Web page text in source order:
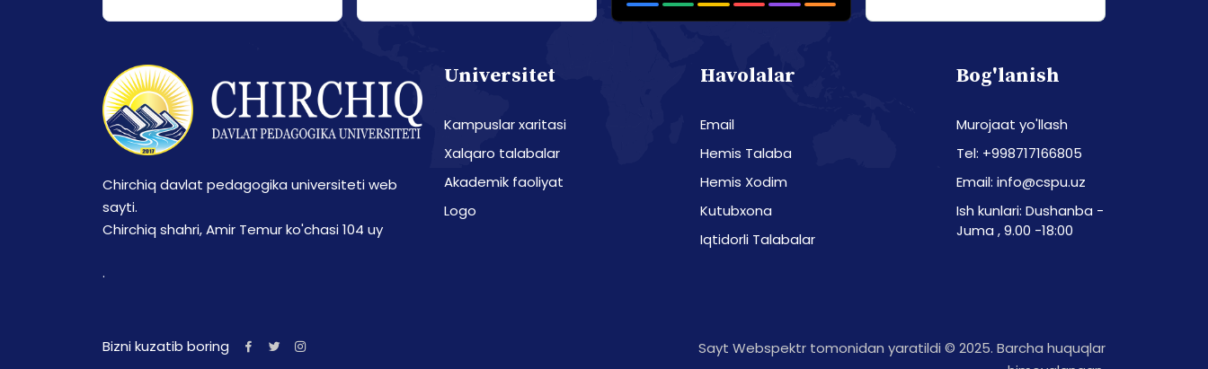
Chirchiq davlat pedagogika universiteti web
sayti.
Chirchiq shahri, Amir Temur ko'chasi 104 uy
.
Universitet
Kampuslar xaritasi
Xalqaro talabalar
Akademik faoliyat
Logo
Havolalar
Email
Hemis Talaba
Hemis Xodim
Kutubxona
Iqtidorli Talabalar
Bog'lanish
Murojaat yo'llash
Tel: +998717166805
Email: info@cspu.uz
Ish kunlari: Dushanba -
Juma , 9.00 -18:00
Bizni kuzatib boring
Sayt Webspektr tomonidan yaratildi © 2025. Barcha huquqlar